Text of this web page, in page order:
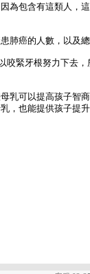
為包含有這類人，
肺癌的人數，以及
緊牙根努力下去
乳可以提高孩子智商
，也能提供孩子提